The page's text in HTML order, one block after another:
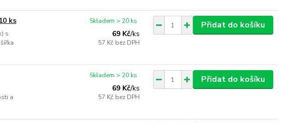
ks
s
69 Kč/ks
57 Kč bez DPH
Skladem > 20 ks Přidat do košíku
a
69 Kč/ks
57 Kč bez DPH
Skladem > 20 ks Přidat do košíku